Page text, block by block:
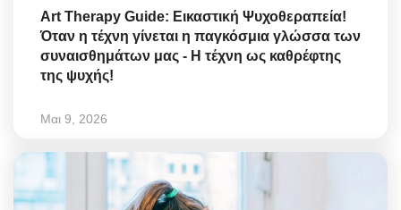
Art Therapy Guide: Εικαστική Ψυχοθεραπεία!
Όταν η τέχνη γίνεται η παγκόσμια γλώσσα των
συναισθημάτων μας - Η τέχνη ως καθρέφτης
της ψυχής!
Μαι 9, 2026